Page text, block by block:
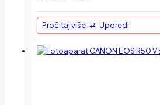
Pročitaj više Uporedi